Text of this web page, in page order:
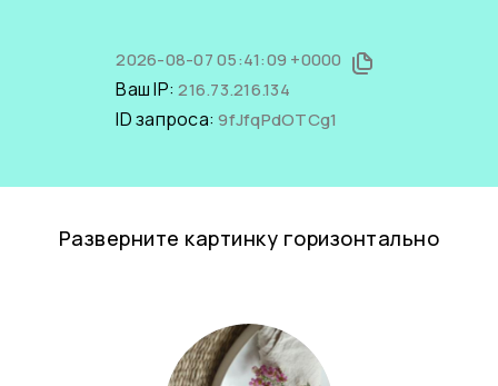
2026-08-07 05:41:09 +0000
Ваш IP:216.73.216.134
ID запроса:9fJfqPdOTCg1
Разверните картинку горизонтально